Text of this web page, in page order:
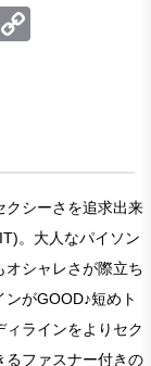
クシーさを追求出来
。大人なパイソン
オシャレさが際立ち
がGOOD♪短めト
ィラインをよりセク
るファスナー付きの